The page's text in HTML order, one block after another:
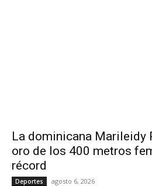
La dominicana Marileidy
oro de los 400 metros
récord
Deportes agosto 6, 2026